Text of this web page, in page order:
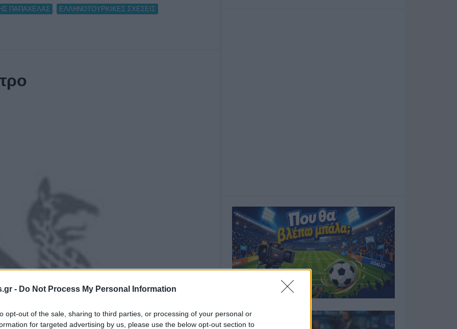
- Do Not Process My Personal Information
opt-out of the sale, sharing to third parties, or processing of your personal or
for targeted advertising by us, please use the below opt-out section to
ΠΑΠΑΧΕΛΑΣ ΕΛΛΗΝΟΤΟΥΡΚΙΚΕΣ ΣΧΕΣΕΙΣ